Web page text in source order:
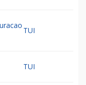
TUI
TUI